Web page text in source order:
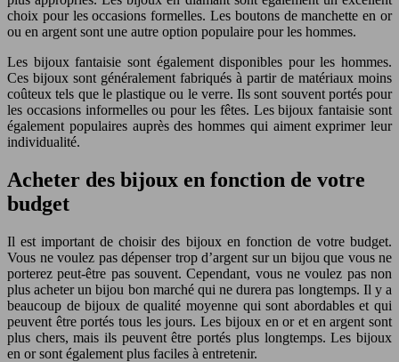
choix pour les occasions formelles. Les boutons de manchette en or
ou en argent sont une autre option populaire pour les hommes.
Les bijoux fantaisie sont également disponibles pour les hommes.
Ces bijoux sont généralement fabriqués à partir de matériaux moins
coûteux tels que le plastique ou le verre. Ils sont souvent portés pour
les occasions informelles ou pour les fêtes. Les bijoux fantaisie sont
également populaires auprès des hommes qui aiment exprimer leur
individualité.
Acheter des bijoux en fonction de votre
budget
Il est important de choisir des bijoux en fonction de votre budget.
Vous ne voulez pas dépenser trop d’argent sur un bijou que vous ne
porterez peut-être pas souvent. Cependant, vous ne voulez pas non
plus acheter un bijou bon marché qui ne durera pas longtemps. Il y a
beaucoup de bijoux de qualité moyenne qui sont abordables et qui
peuvent être portés tous les jours. Les bijoux en or et en argent sont
plus chers, mais ils peuvent être portés plus longtemps. Les bijoux
en or sont également plus faciles à entretenir.